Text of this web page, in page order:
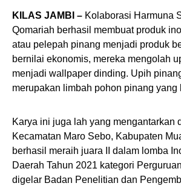
KILAS JAMBI – Kolaborasi Harmuna
Qomariah berhasil membuat produk
atau pelepah pinang menjadi produk
bernilai ekonomis, mereka mengolah
menjadi wallpaper dinding. Upih
merupakan limbah pohon pinang yang
Karya ini juga lah yang mengantarkan
Kecamatan Maro Sebo, Kabupaten
berhasil meraih juara II dalam lomba
Daerah Tahun 2021 kategori
digelar Badan Penelitian dan